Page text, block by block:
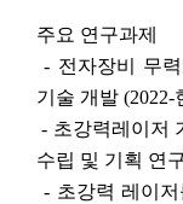
주요 연구과제
- 전자장비 무
기술 개발 (2022-
- 초강력레이저
수립 및 기획 연
- 초강력 레이